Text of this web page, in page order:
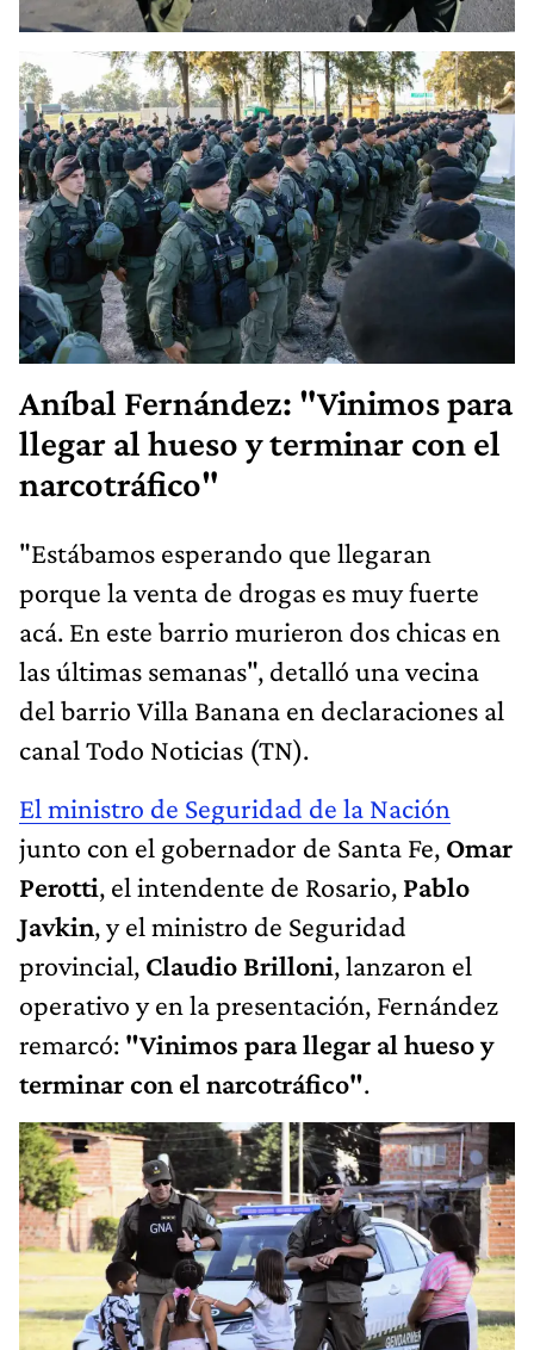
Aníbal Fernández: "Vinimos para
llegar al hueso y terminar con el
narcotráfico"
"Estábamos esperando que llegaran
porque la venta de drogas es muy fuerte
acá. En este barrio murieron dos chicas en
las últimas semanas", detalló una vecina
del barrio Villa Banana en declaraciones al
canal Todo Noticias (TN).
El ministro de Seguridad de la Nación
junto con el gobernador de Santa Fe, Omar
Perotti, el intendente de Rosario, Pablo
Javkin, y el ministro de Seguridad
provincial, Claudio Brilloni, lanzaron el
operativo y en la presentación, Fernández
remarcó: "Vinimos para llegar al hueso y
terminar con el narcotráfico".